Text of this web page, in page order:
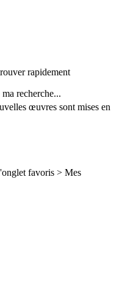
rapidement
recherche...
œuvres sont mises en
favoris > Mes